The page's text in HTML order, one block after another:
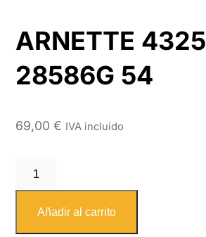
ARNETTE 4325
28586G 54
69,00€ IVA incluido
ARNETTE
4325
28586G
Añadir al carrito